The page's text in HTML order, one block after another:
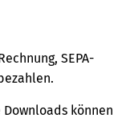
SEPA-
können